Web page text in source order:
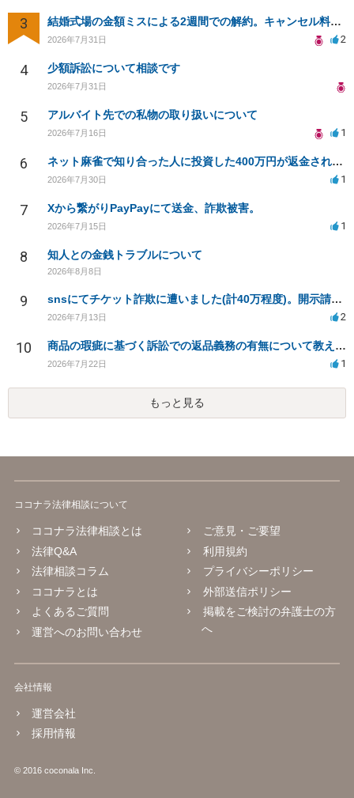
3 結婚式場の金額ミスによる2週間での解約。キャンセル料10万円の免除は可能か。
2026年7月31日 2
4 少額訴訟について相談です
2026年7月31日
5 アルバイト先での私物の取り扱いについて
2026年7月16日 1
6 ネット麻雀で知り合った人に投資した400万円が返金されない
2026年7月30日 1
7 Xから繋がりPayPayにて送金、詐欺被害。
2026年7月15日 1
8 知人との金銭トラブルについて
2026年8月8日
9 snsにてチケット詐欺に遭いました(計40万程度)。開示請求や今後の対応について質問したいです。
2026年7月13日 2
10 商品の瑕疵に基づく訴訟での返品義務の有無について教えてください
2026年7月22日 1
もっと見る
ココナラ法律相談について
ココナラ法律相談とは
法律Q&A
法律相談コラム
ココナラとは
よくあるご質問
運営へのお問い合わせ
ご意見・ご要望
利用規約
プライバシーポリシー
外部送信ポリシー
掲載をご検討の弁護士の方
へ
会社情報
運営会社
採用情報
© 2016 coconala Inc.